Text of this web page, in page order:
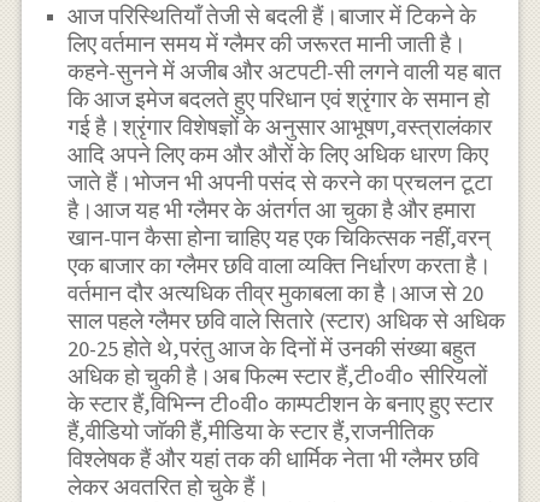
आज परिस्थितियाँ तेजी से बदली हैं।बाजार में टिकने के
लिए वर्तमान समय में ग्लैमर की जरूरत मानी जाती है।
कहने-सुनने में अजीब और अटपटी-सी लगने वाली यह बात
कि आज इमेज बदलते हुए परिधान एवं श्रृंगार के समान हो
गई है।श्रृंगार विशेषज्ञों के अनुसार आभूषण,वस्त्रालंकार
आदि अपने लिए कम और औरों के लिए अधिक धारण किए
जाते हैं।भोजन भी अपनी पसंद से करने का प्रचलन टूटा
है।आज यह भी ग्लैमर के अंतर्गत आ चुका है और हमारा
खान-पान कैसा होना चाहिए यह एक चिकित्सक नहीं,वरन्
एक बाजार का ग्लैमर छवि वाला व्यक्ति निर्धारण करता है।
वर्तमान दौर अत्यधिक तीव्र मुकाबला का है।आज से 20
साल पहले ग्लैमर छवि वाले सितारे (स्टार) अधिक से अधिक
20-25 होते थे,परंतु आज के दिनों में उनकी संख्या बहुत
अधिक हो चुकी है।अब फिल्म स्टार हैं,टी०वी० सीरियलों
के स्टार हैं,विभिन्न टी०वी० काम्पटीशन के बनाए हुए स्टार
हैं,वीडियो जाॅकी हैं,मीडिया के स्टार हैं,राजनीतिक
विश्लेषक हैं और यहां तक की धार्मिक नेता भी ग्लैमर छवि
लेकर अवतरित हो चुके हैं।